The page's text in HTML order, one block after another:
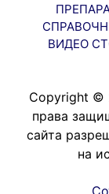
ВИДЕО
Copyright ©
права
сайта
на